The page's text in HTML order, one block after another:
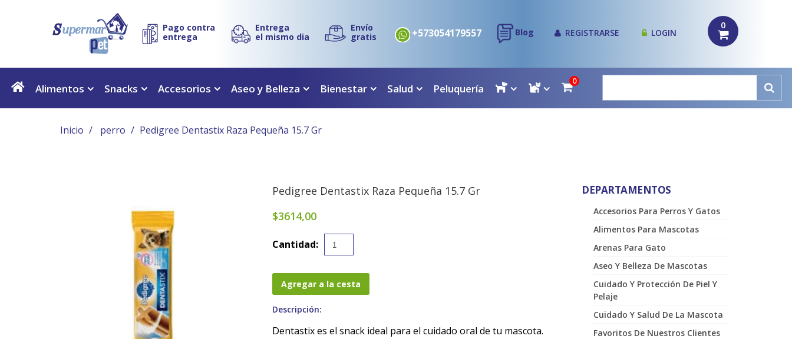
Pago contra
entrega
Entrega
el mismo dia
Envío
gratis
+573054179557 Blog
0
REGISTRARSE LOGIN
Alimentos Snacks Accesorios Aseo y Belleza Bienestar Salud Peluquería
0
Inicio perro Pedigree Dentastix Raza Pequeña 15.7 Gr
Pedigree Dentastix Raza Pequeña 15.7 Gr
$3614,00
Cantidad:
Agregar a la cesta
Descripción:
Dentastix es el snack ideal para el cuidado oral de tu mascota.
DEPARTAMENTOS
Accesorios Para Perros Y Gatos
Alimentos Para Mascotas
Arenas Para Gato
Aseo Y Belleza De Mascotas
Cuidado Y Protección De Piel Y
Pelaje
Cuidado Y Salud De La Mascota
Favoritos De Nuestros Clientes